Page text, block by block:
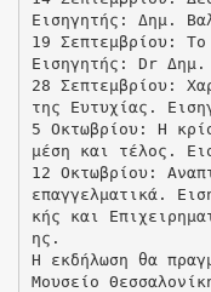
Εισηγητής: Δημ.
19 Σεπτεμβρίου:
Εισηγητής: Dr Δημ.
28 Σεπτεμβρίου:
της Ευτυχίας.
5 Οκτωβρίου: Η
μέση και τέλος.
12 Οκτωβρίου:
επαγγελματικά.
κής και
ης.
Η εκδήλωση θα
Μουσείο